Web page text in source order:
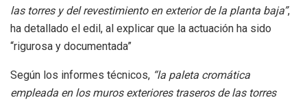
las torres y del revestimiento en exterior de la planta baja”,
ha detallado el edil, al explicar que la actuación ha sido
“rigurosa y documentada”
Según los informes técnicos, “la paleta cromática
empleada en los muros exteriores traseros de las torres